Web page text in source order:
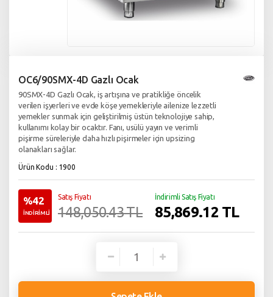
OC6/90SMX-4D Gazlı Ocak
90SMX-4D Gazlı Ocak, iş artışına ve pratikliğe öncelik
verilen işyerleri ve evde köşe yemekleriyle ailenize lezzetli
yemekler sunmak için geliştirilmiş üstün teknolojiye sahip,
kullanımı kolay bir ocaktır. Fanı, usülü yayın ve verimli
pişirme süreleriyle daha hızlı pişirmeler için upsizing
olanakları sağlar.
Ürün Kodu : 1900
%42
İNDİRİMLİ
Satış Fiyatı
148,050.43 TL
İndirimli Satış Fiyatı
85,869.12 TL